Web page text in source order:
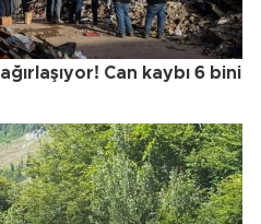
Can kaybı 6 bini